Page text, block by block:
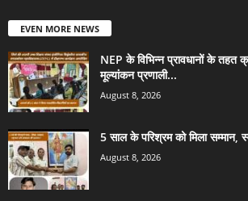
EVEN MORE NEWS
NEP के विभिन्न प्रावधानों के तहत
मूल्यांकन प्रणाली...
August 8, 2026
5 साल के परिश्रम को मिला सम्मान,
August 8, 2026